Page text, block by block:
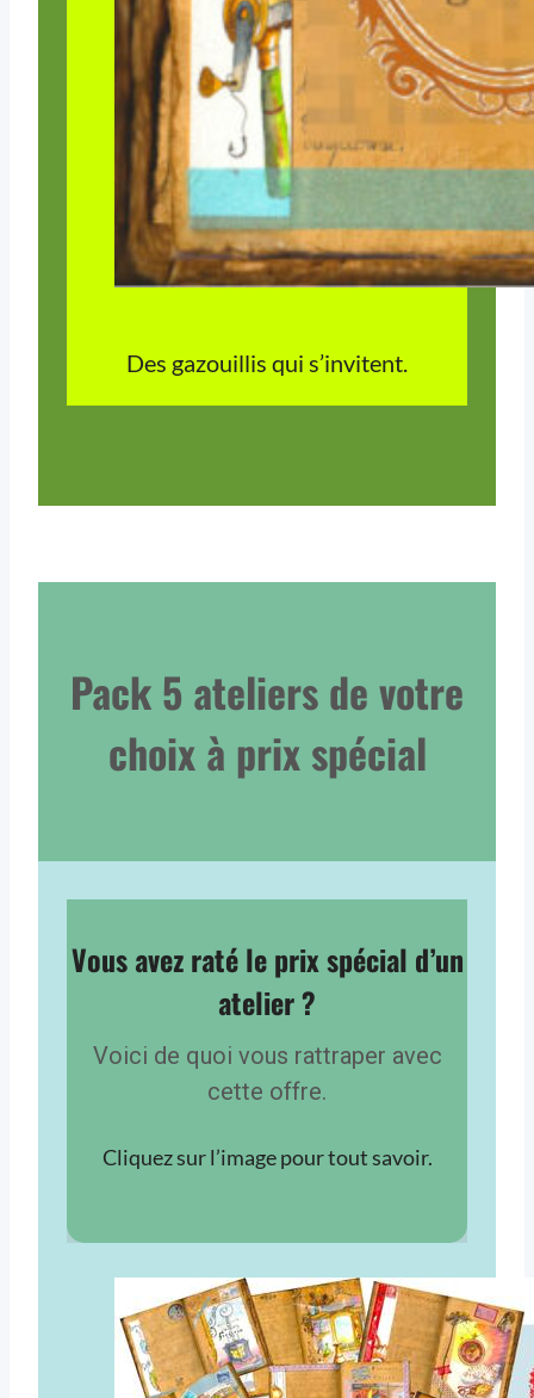
Des gazouillis qui s’invitent.
Pack 5 ateliers de votre
choix à prix spécial
Vous avez raté le prix spécial d’un
atelier ?
Voici de quoi vous rattraper avec
cette offre.
Cliquez sur l’image pour tout savoir.